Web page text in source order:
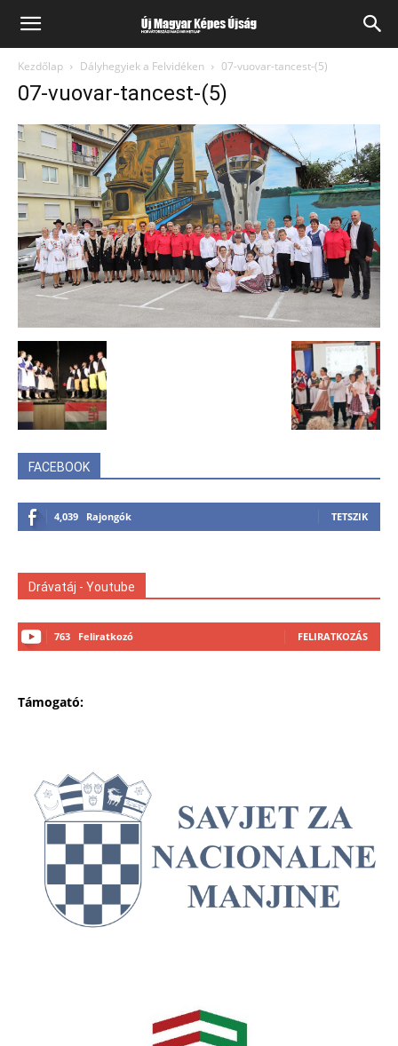
Kezdőlap Dályhegyiek a Felvidéken 07-vuovar-tancest-(5)
07-vuovar-tancest-(5)
FACEBOOK
4,039 Rajongók TETSZIK
Drávatáj - Youtube
763 Feliratkozó FELIRATKOZÁS
Támogató: